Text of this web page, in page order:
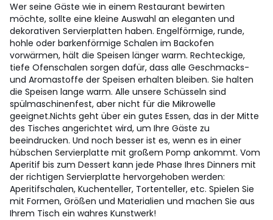
Wer seine Gäste wie in einem Restaurant bewirten
möchte, sollte eine kleine Auswahl an eleganten und
dekorativen Servierplatten haben. Engelförmige, runde,
hohle oder barkenförmige Schalen im Backofen
vorwärmen, hält die Speisen länger warm. Rechteckige,
tiefe Ofenschalen sorgen dafür, dass alle Geschmacks-
und Aromastoffe der Speisen erhalten bleiben. Sie halten
die Speisen lange warm. Alle unsere Schüsseln sind
spülmaschinenfest, aber nicht für die Mikrowelle
geeignet.Nichts geht über ein gutes Essen, das in der Mitte
des Tisches angerichtet wird, um Ihre Gäste zu
beeindrucken. Und noch besser ist es, wenn es in einer
hübschen Servierplatte mit großem Pomp ankommt. Vom
Aperitif bis zum Dessert kann jede Phase Ihres Dinners mit
der richtigen Servierplatte hervorgehoben werden:
Aperitifschalen, Kuchenteller, Tortenteller, etc. Spielen Sie
mit Formen, Größen und Materialien und machen Sie aus
Ihrem Tisch ein wahres Kunstwerk!